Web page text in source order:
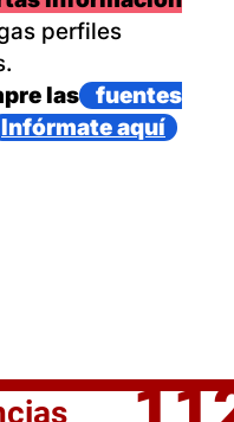
perfiles
las
fuentes
Infórmate aquí